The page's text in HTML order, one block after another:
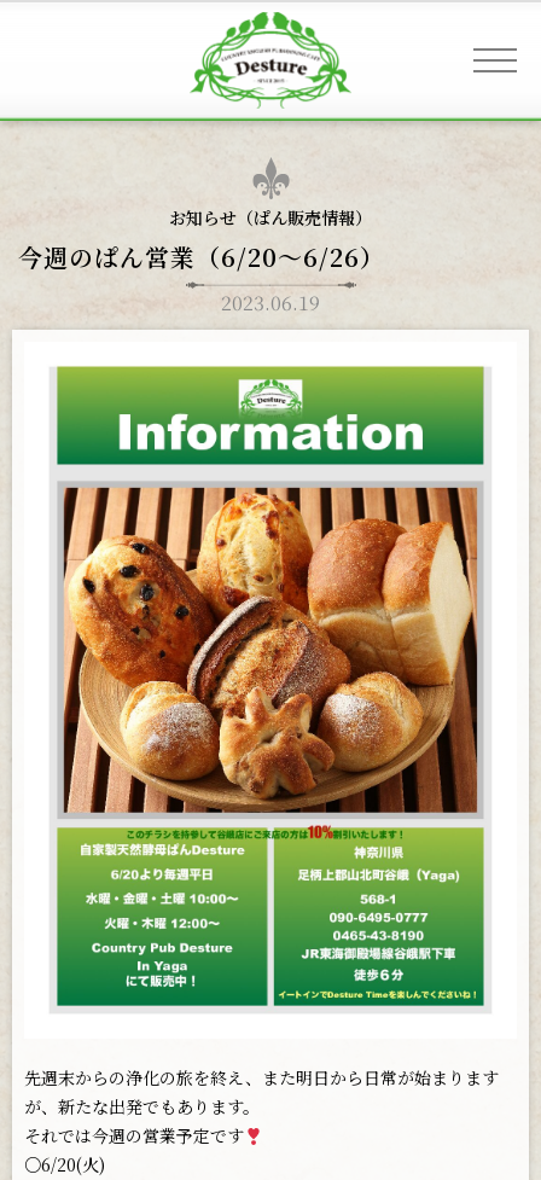
お客様へのご案内
お知らせ
ギャラリー
お問い合わせ
お知らせ（ぱん販売情報）
今週のぱん営業（6/20〜6/26）
2023.06.19
先週末からの浄化の旅を終え、また明日から日常が始まります
が、新たな出発でもあります。
それでは今週の営業予定です
○6/20(火)